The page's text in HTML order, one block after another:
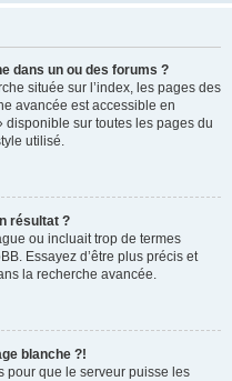
dans un ou des forums ?
située sur l’index, les pages des
avancée est accessible en
sur toutes les pages du
utilisé.
résultat ?
ou incluait trop de termes
Essayez d’être plus précis et
la recherche avancée.
blanche ?!
pour que le serveur puisse les